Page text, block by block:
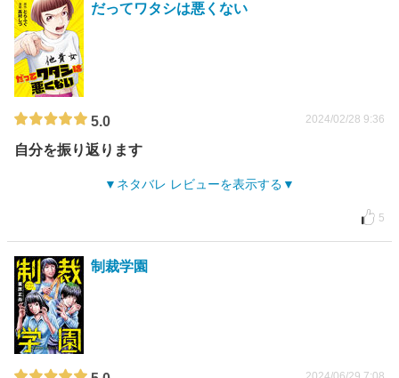
だってワタシは悪くない
5.0 2024/02/28 9:36
自分を振り返ります
ネタバレ レビューを表示する
5
制裁学園